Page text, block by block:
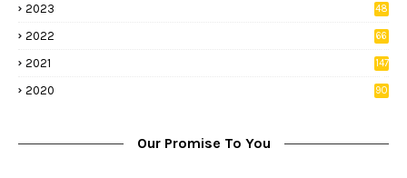
2023 48
2022
66
2021
147
2020
90
Our Promise To You